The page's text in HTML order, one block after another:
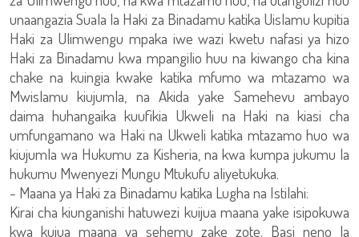
unaangazia Suala la Haki za Binadamu katika Uislamu kupitia
Haki za Ulimwengu mpaka iwe wazi kwetu nafasi ya hizo
Haki za Binadamu kwa mpangilio huu na kiwango cha kina
chake na kuingia kwake katika mfumo wa mtazamo wa
Mwislamu kiujumla, na Akida yake Samehevu ambayo
daima huhangaika kuufikia Ukweli na Haki na kiasi cha
umfungamano wa Haki na Ukweli katika mtazamo huo wa
kiujumla wa Hukumu za Kisheria, na kwa kumpa jukumu la
hukumu Mwenyezi Mungu Mtukufu aliyetukuka.
- Maana ya Haki za Binadamu katika Lugha na Istilahi:
Kirai cha kiunganishi hatuwezi kuijua maana yake isipokuwa
kwa kujua maana ya sehemu zake zote. Basi neno la